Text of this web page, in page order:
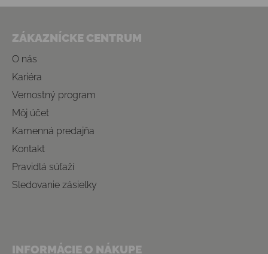
ZÁKAZNÍCKE CENTRUM
O nás
Kariéra
Vernostný program
Môj účet
Kamenná predajňa
Kontakt
Pravidlá súťaží
Sledovanie zásielky
INFORMÁCIE O NÁKUPE